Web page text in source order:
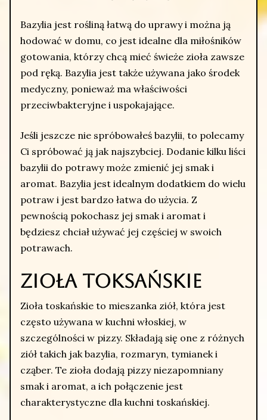
Bazylia jest rośliną łatwą do uprawy i można ją
hodować w domu, co jest idealne dla miłośników
gotowania, którzy chcą mieć świeże zioła zawsze
pod ręką. Bazylia jest także używana jako środek
medyczny, ponieważ ma właściwości
przeciwbakteryjne i uspokajające.
Jeśli jeszcze nie spróbowałeś bazylii, to polecamy
Ci spróbować ją jak najszybciej. Dodanie kilku liści
bazylii do potrawy może zmienić jej smak i
aromat. Bazylia jest idealnym dodatkiem do wielu
potraw i jest bardzo łatwa do użycia. Z
pewnością pokochasz jej smak i aromat i
będziesz chciał używać jej częściej w swoich
potrawach.
Zioła toksańskie
Zioła toskańskie to mieszanka ziół, która jest
często używana w kuchni włoskiej, w
szczególności w pizzy. Składają się one z różnych
ziół takich jak bazylia, rozmaryn, tymianek i
cząber. Te zioła dodają pizzy niezapomniany
smak i aromat, a ich połączenie jest
charakterystyczne dla kuchni toskańskiej.